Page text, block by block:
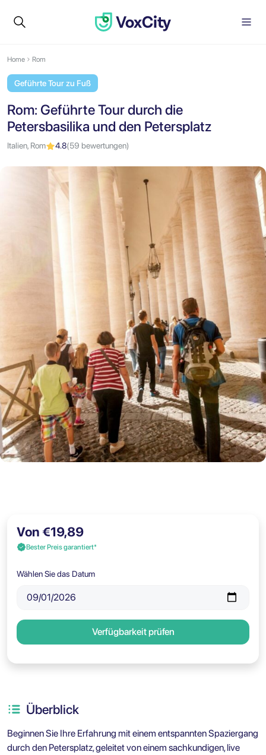
Home Rom
Geführte Tour zu Fuß
Rom: Geführte Tour durch die
Petersbasilika und den Petersplatz
Italien, Rom 4.8(59 bewertungen)
Von €19,89
Bester Preis garantiert*
Wählen Sie das Datum
Verfügbarkeit prüfen
Überblick
Beginnen Sie Ihre Erfahrung mit einem entspannten Spaziergang
durch den Petersplatz, geleitet von einem sachkundigen, live